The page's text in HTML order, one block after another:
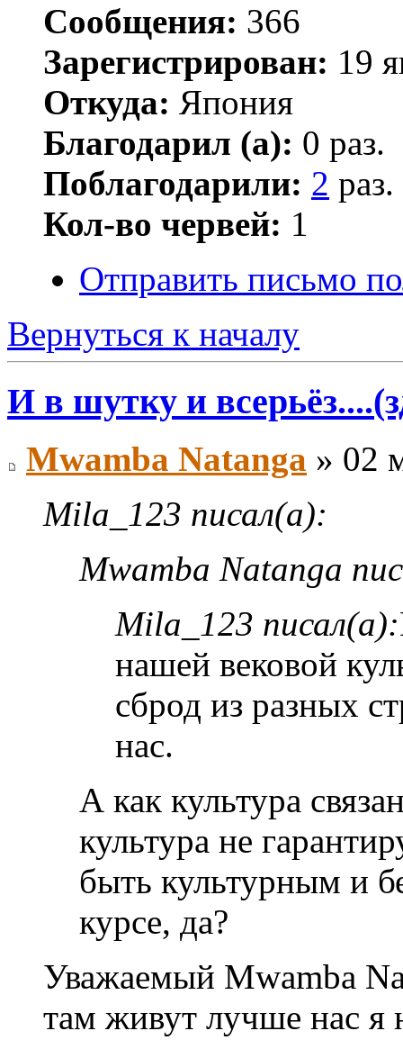
Сообщения: 366
Зарегистрирован: 19
Откуда: Япония
Благодарил (а): 0 раз.
Поблагодарили: 2 раз.
Кол-во червей: 1
Отправить письмо
Вернуться к началу
И в шутку и
Mwamba Natanga » 02
Mila_123 писал(а):
Mwamba Natanga
Mila_123 писал(а):
нашей вековой
сброд из разных
нас.
А как культура
культура не
быть культурным и
курсе, да?
Уважаемый Mwamba
там живут лучше нас я